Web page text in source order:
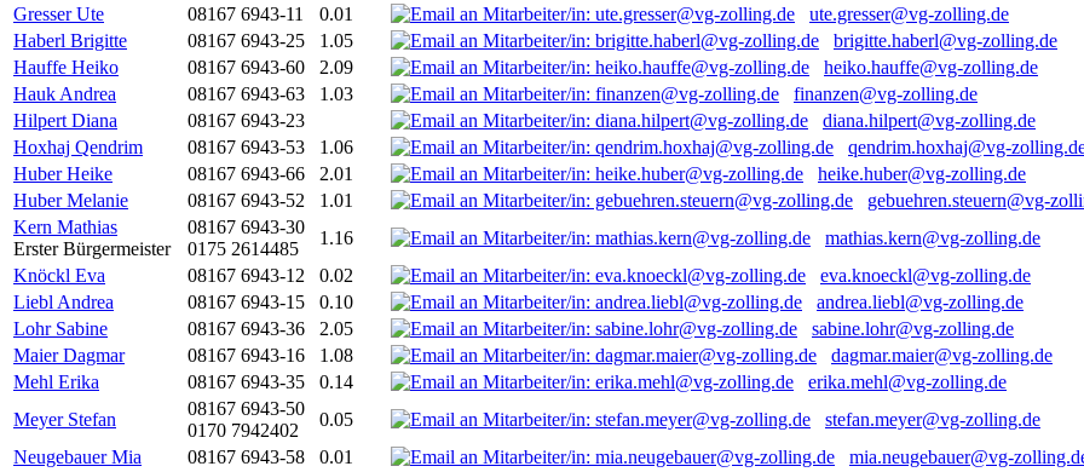
Gresser Ute
08167 6943-11 0.01
ute.gresser@vg-zolling.de
Haberl Brigitte
08167 6943-25 1.05
brigitte.haberl@vg-zolling.de
Hauffe Heiko
08167 6943-60 2.09
heiko.hauffe@vg-zolling.de
Hauk Andrea
08167 6943-63 1.03
finanzen@vg-zolling.de
Hilpert Diana
08167 6943-23
diana.hilpert@vg-zolling.de
Hoxhaj Qendrim
08167 6943-53 1.06
qendrim.hoxhaj@vg-
Huber Heike
08167 6943-66 2.01
heike.huber@vg-zolling.de
Huber Melanie
08167 6943-52 1.01
gebuehren.steuern@vg-
Kern Mathias
Erster Bürgermeister
08167 6943-30
0175 2614485
1.16
mathias.kern@vg-zolling.de
Knöckl Eva
08167 6943-12 0.02
eva.knoeckl@vg-zolling.de
Liebl Andrea
08167 6943-15 0.10
andrea.liebl@vg-zolling.de
Lohr Sabine
08167 6943-36 2.05
sabine.lohr@vg-zolling.de
Maier Dagmar
08167 6943-16 1.08
dagmar.maier@vg-zolling.de
Mehl Erika
08167 6943-35 0.14
erika.mehl@vg-zolling.de
Meyer Stefan
08167 6943-50
0170 7942402
0.05
stefan.meyer@vg-zolling.de
Neugebauer Mia
08167 6943-58 0.01
mia.neugebauer@vg-